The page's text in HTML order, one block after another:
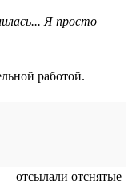
Я просто
работой.
— отсылали отснятые